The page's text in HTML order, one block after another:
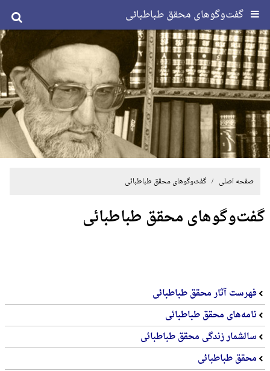
گفت‌وگوهای محقق طباطبائی
صفحه اصلی / گفت‌وگوهای محقق طباطبائی
گفت‌وگوهای محقق طباطبائی
فهرست آثار محقق طباطبائی
نامه‌های محقق طباطبائی
سالشمار زندگی محقق طباطبائی
محقق طباطبائی